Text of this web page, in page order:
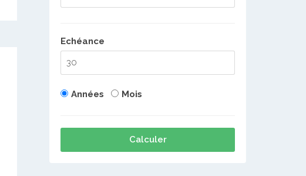
Echéance
Années Mois
Calculer